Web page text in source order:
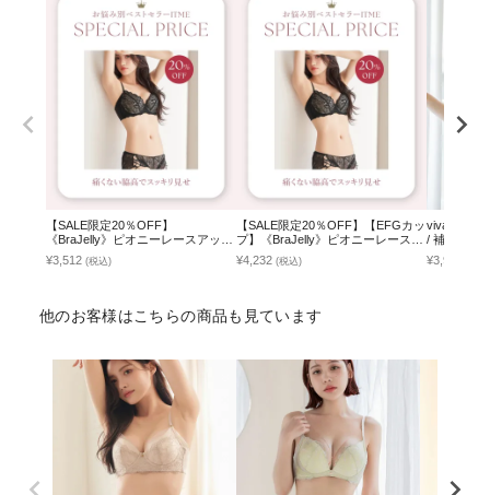
【SALE限定20％OFF】
《BraJelly》ピオニーレースアップ
ブラ＆ショーツ
¥3,512 (税込)
【SALE限定20％OFF】【EFGカッ
プ】《BraJelly》ピオニーレースア
ップブラ＆ショーツ
¥4,232 (税込)
vivanteダ
/ 補正ブラ
¥3,951
他のお客様はこちらの商品も見ています